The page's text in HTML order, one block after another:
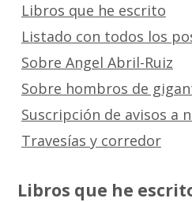
Libros que he escrito
Listado con todos los
Sobre Angel Abril-Ruiz
Sobre hombros de
Suscripción de avisos a
Travesías y corredor
Libros que he